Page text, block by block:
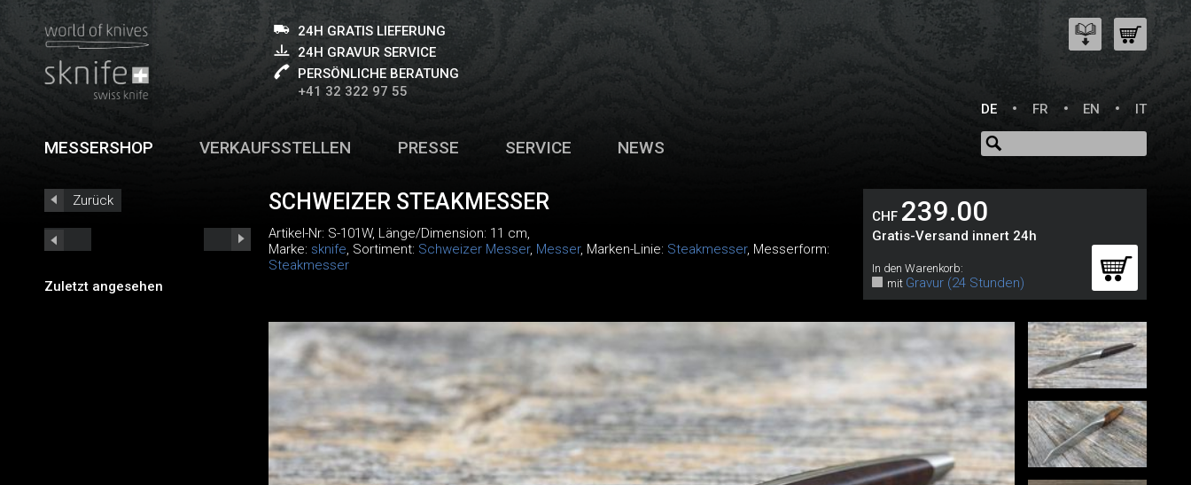
24H GRATIS LIEFERUNG
24H GRAVUR SERVICE
PERSÖNLICHE BERATUNG
+41 32 322 97 55
DE
FR EN IT
MESSERSHOP VERKAUFSSTELLEN PRESSE SERVICE NEWS
Zurück
Zuletzt angesehen
SCHWEIZER STEAKMESSER
Artikel-Nr: S-101W, Länge/Dimension: 11 cm,
Marke: sknife, Sortiment: Schweizer Messer, Messer, Marken-Linie: Steakmesser, Messerform:
Steakmesser
CHF 239.00
Gratis-Versand innert 24h
In den Warenkorb:
mit Gravur (24 Stunden)